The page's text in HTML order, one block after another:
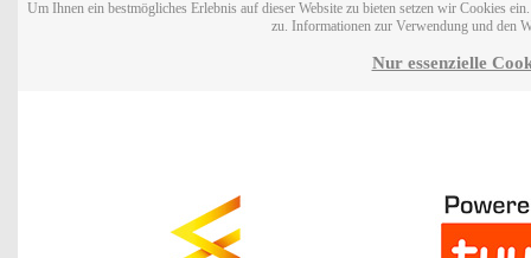
Um Ihnen ein bestmögliches Erlebnis auf dieser Website zu bieten setzen wir Cookies
zu. Informationen zur Verwendung und den
Nur essenzielle